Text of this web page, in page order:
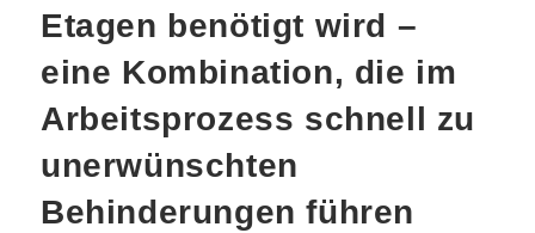
Etagen benötigt wird –
eine Kombination, die im
Arbeitsprozess schnell zu
unerwünschten
Behinderungen führen